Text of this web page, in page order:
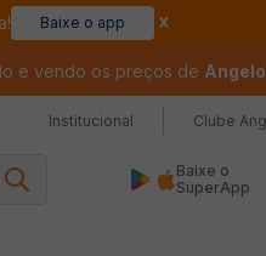
Baixe o app
e vendo os preços de
Institucional Clube
Baixe o
SuperApp